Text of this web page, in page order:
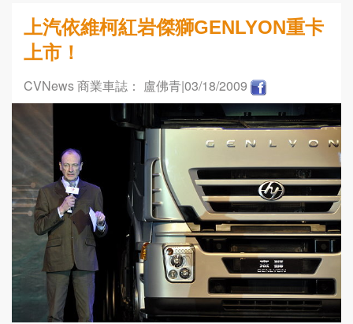
上汽依維柯紅岩傑獅GENLYON重卡
上市！
CVNews 商業車誌： 盧佛青|03/18/2009